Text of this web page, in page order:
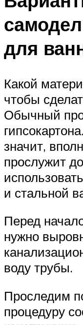
для
Какой
чтобы
Обычный
значит,
прослужит
и стальной
Перед
нужно
воду трубы.
Проследим
процедуру